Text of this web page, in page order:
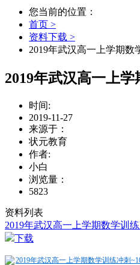
您当前的位置：
首页 >
资料下载 >
2019年武汉高一上学期数
2019年武汉高一上
时间:
2019-11-27
来源于：
状元教育
作者:
小白
浏览量：
5823
资料列表
2019年武汉高一上学期数学训
下载
2019年武汉高一上学期数学训练冲刺